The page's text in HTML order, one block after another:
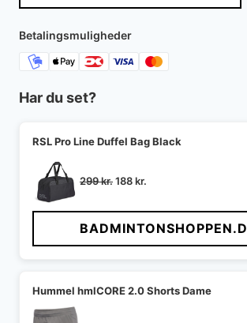
Betalingsmuligheder
Har du set?
RSL Pro Line Duffel Bag Black
299kr.Den
pris
var:
299 kr..
188kr.
pris
er:
188 kr..
Hummel hmlCORE 2.0 Shorts Dame